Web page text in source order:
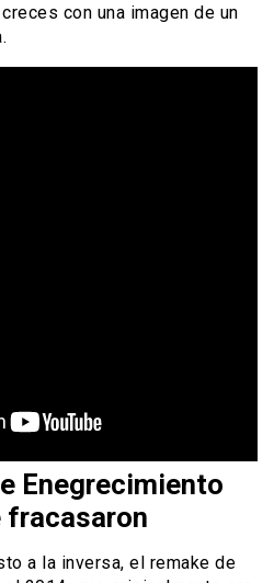
con una imagen de un
Enegrecimiento
fracasaron
a la inversa, el remake de